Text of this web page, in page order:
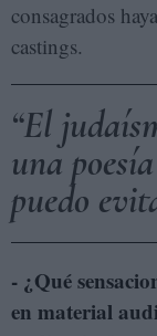
consagrados
castings.
El
una
puedo
- ¿Qué
en material